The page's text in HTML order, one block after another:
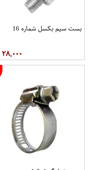
بست سیم بکسل شماره 16
۲۸,۰۰۰